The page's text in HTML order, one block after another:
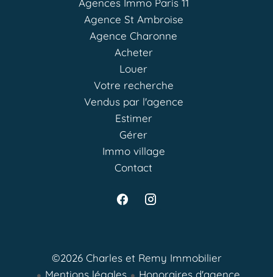
Agences Immo Paris 11
Agence St Ambroise
Agence Charonne
Acheter
Louer
Votre recherche
Vendus par l'agence
Estimer
Gérer
Immo village
Contact
©2026 Charles et Remy Immobilier